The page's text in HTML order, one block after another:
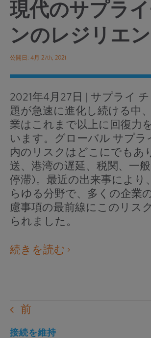
現代のサプラ
ンのレジリエ
公開日: 4月 27th, 2021
2021年4月27日
サプライ
題が急速に進化し続ける中
業はこれまで以上に回復力
います。グローバル サプラ
内のリスクはどこにでもあ
送、港湾の遅延、税関、一
停滞)。最近の出来事により
らゆる分野で、多くの企業
慮事項の最前線にこのリス
られました。
続きを読む 外
前
接続を維持